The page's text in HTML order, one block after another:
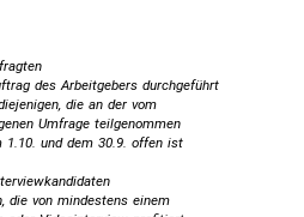
des Arbeitgebers durchgeführt
die an der vom
Umfrage teilgenommen
1.10. und dem 30.9. offen ist
die von mindestens einem